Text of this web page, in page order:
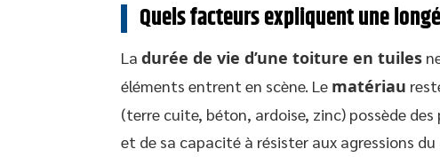
Quels facteurs expliquent une
La durée de vie d’une toiture en tuiles
éléments entrent en scène. Le matériau
(terre cuite, béton, ardoise, zinc) possède
et de sa capacité à résister aux agressions